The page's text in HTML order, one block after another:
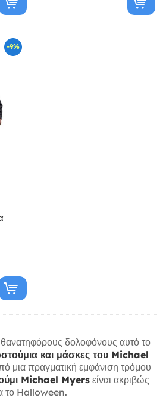
-9%
θανατηφόρους δολοφόνους αυτό το
και μάσκες του Michael
μια πραγματική εμφάνιση τρόμου
Michael Myers είναι ακριβώς
το Halloween.